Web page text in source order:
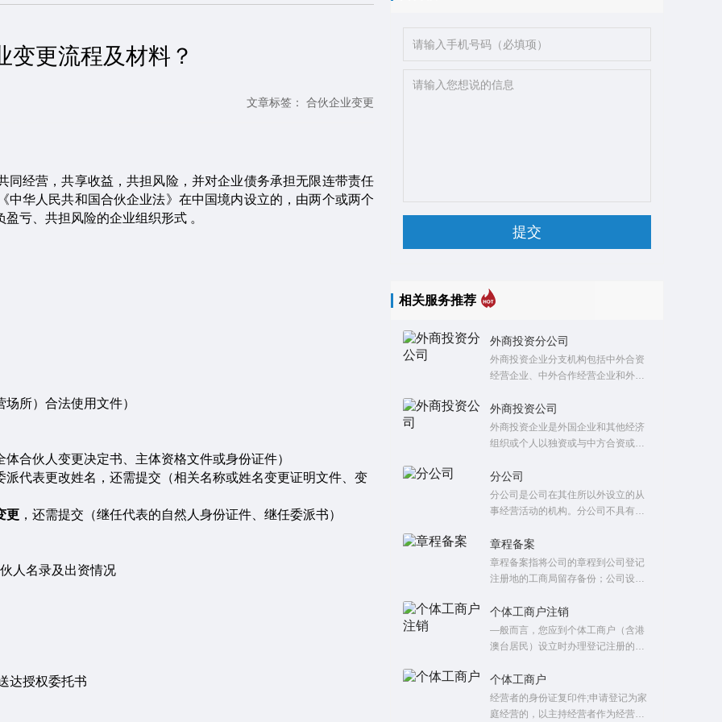
变更流程及材料？
文章标签： 合伙企业变更
经营，共享收益，共担风险，并对企业债务承担无限连带责任
华人民共和国合伙企业法》在中国境内设立的，由两个或两个
盈亏、共担风险的企业组织形式 。
场所）合法使用文件）
体合伙人变更决定书 主体资格文件或身份证件）
派代表更改姓名，还需提交 （相关名称或姓名变更证明文件 变
更 ，还需提交 （继任代表的自然人身份证件 继任委派书）
人名录及出资情况
达授权委托书
相关服务推荐
外商投资分公司
外商投资企业分支机构包括中外合资
经营企业、中外合作经营企业和外资
事责任的营业单位。
外商投资公司
外商投资企业是外国企业和其他经济
组织或个人以独资或与中方合资或合
法律设立的能独立承担民事责任的企
业法人。
分公司
分公司是公司在其住所以外设立的从
事经营活动的机构。分公司不具有企
章程备案
章程备案指将公司的章程到公司登记
注册地的工商局留存备份；公司设
因此都需要向工商局重新提交一份新
的章程或者章程修正案；章程上需有
股东的签字（自然人）或盖章（法
个体工商户注销
—般而言，您应到个体工商户（含港
澳台居民）设立时办理登记注册的登
个体工商户
经营者的身份证复印件;申请登记为家
庭经营的，以主持经营者作为经营者